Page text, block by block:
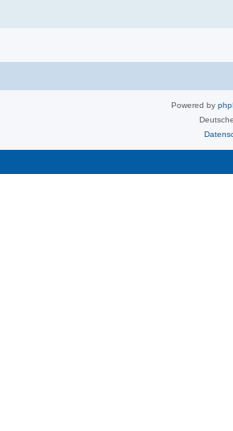
Powered by